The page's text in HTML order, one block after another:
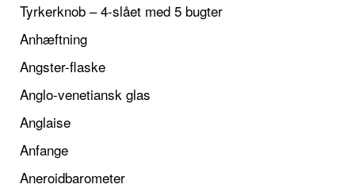
Tyrkerknob – 4-slået med 5 bugter
Anhæftning
Angster-flaske
Anglo-venetiansk glas
Anglaise
Anfange
Aneroidbarometer